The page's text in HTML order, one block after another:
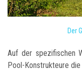
Der
Auf der spezifischen
Pool-Konstrukteure